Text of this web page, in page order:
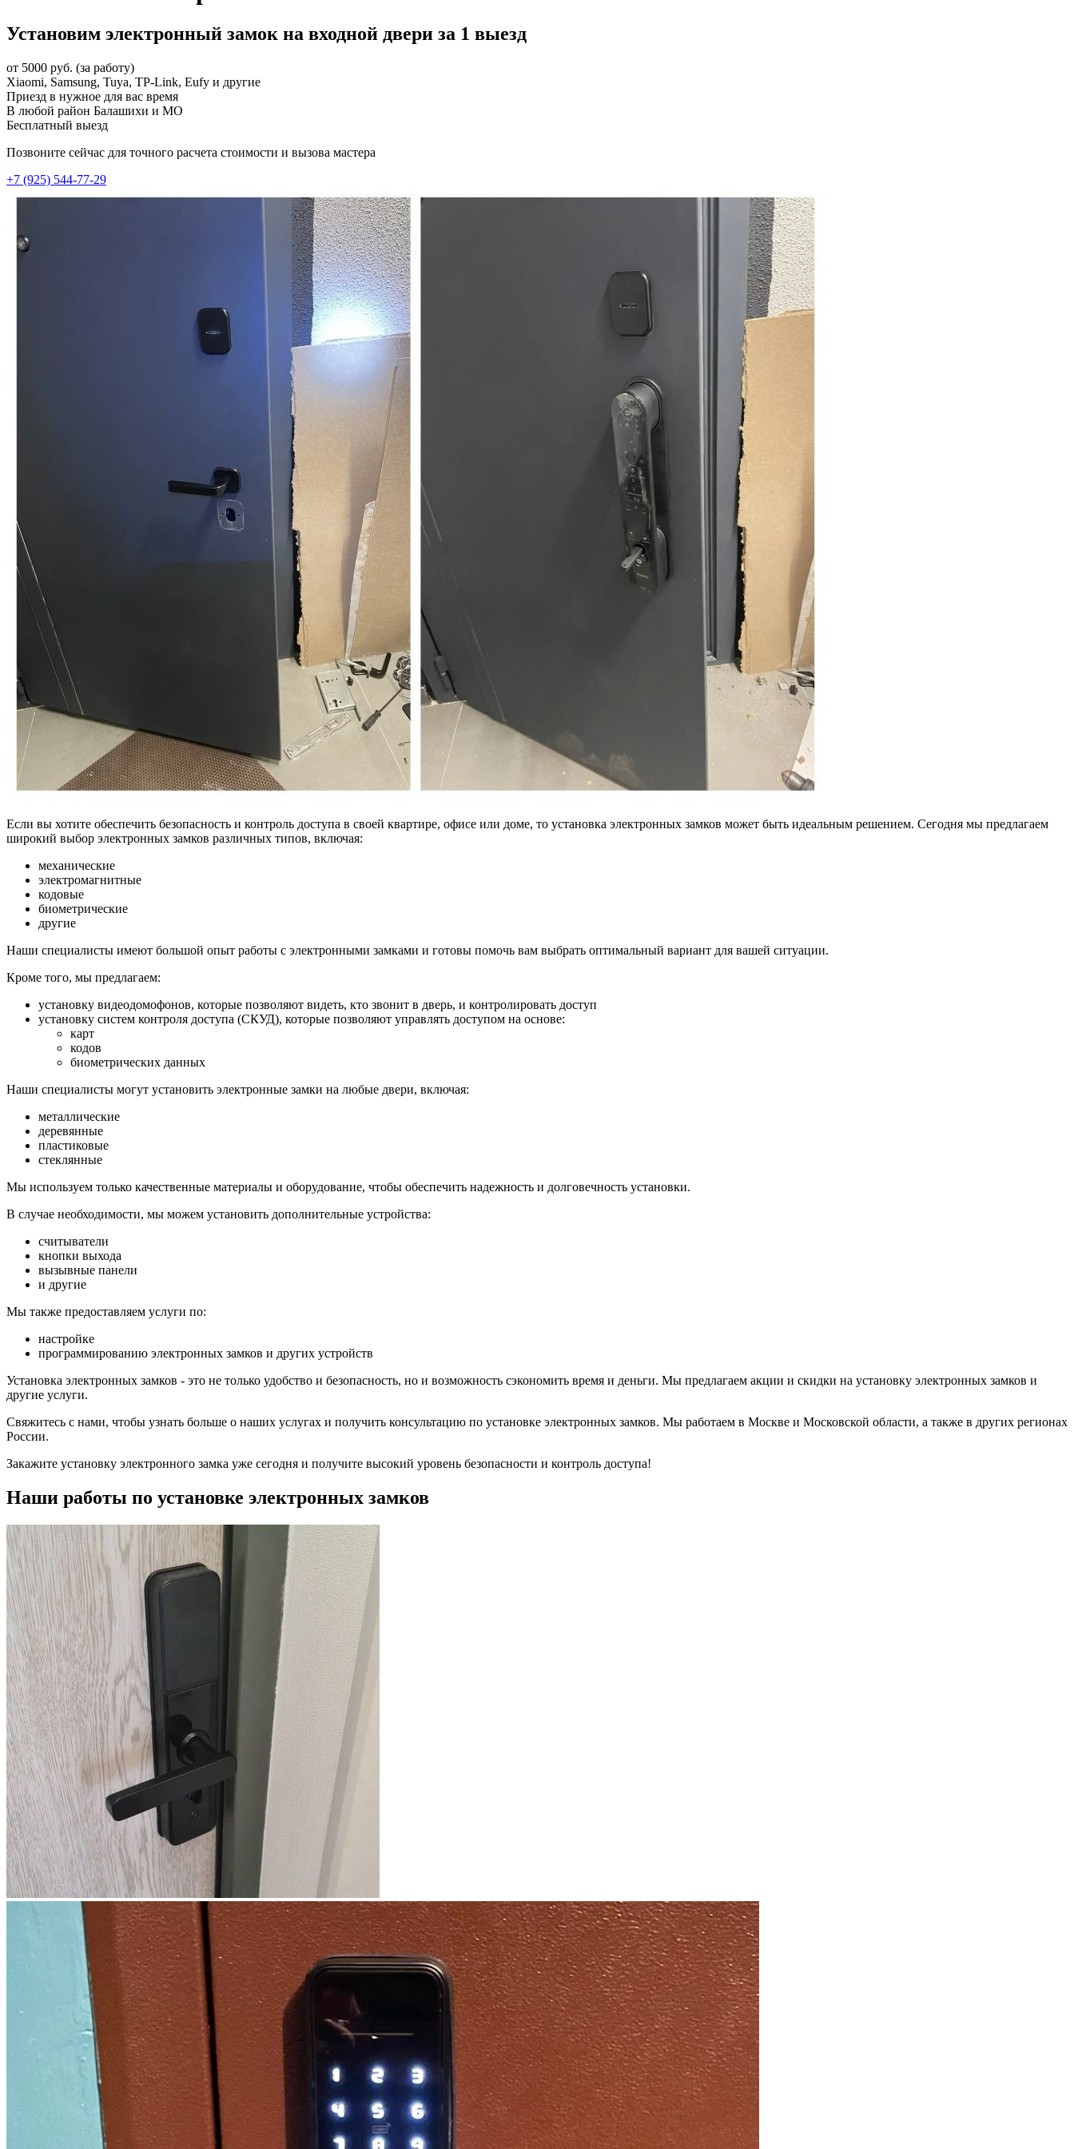
Установим электронный замок на входной двери за 1 выезд
от 5000 руб. (за работу)
Xiaomi, Samsung, Tuya, TP-Link, Eufy и другие
Приезд в нужное для вас время
В любой район Балашихи и МО
Бесплатный выезд
Позвоните сейчас для точного расчета стоимости и вызова мастера
+7 (925) 544-77-29
Если вы хотите обеспечить безопасность и контроль доступа в своей квартире, офисе или доме, то установка электронных замков может быть идеальным решением. Сегодня мы предлагаем
широкий выбор электронных замков различных типов, включая:
механические
электромагнитные
кодовые
биометрические
другие
Наши специалисты имеют большой опыт работы с электронными замками и готовы помочь вам выбрать оптимальный вариант для вашей ситуации.
Кроме того, мы предлагаем:
установку видеодомофонов, которые позволяют видеть, кто звонит в дверь, и контролировать доступ
установку систем контроля доступа (СКУД), которые позволяют управлять доступом на основе:
карт
кодов
биометрических данных
Наши специалисты могут установить электронные замки на любые двери, включая:
металлические
деревянные
пластиковые
стеклянные
Мы используем только качественные материалы и оборудование, чтобы обеспечить надежность и долговечность установки.
В случае необходимости, мы можем установить дополнительные устройства:
считыватели
кнопки выхода
вызывные панели
и другие
Мы также предоставляем услуги по:
настройке
программированию электронных замков и других устройств
Установка электронных замков - это не только удобство и безопасность, но и возможность сэкономить время и деньги. Мы предлагаем акции и скидки на установку электронных замков и
другие услуги.
Свяжитесь с нами, чтобы узнать больше о наших услугах и получить консультацию по установке электронных замков. Мы работаем в Москве и Московской области, а также в других регионах
России.
Закажите установку электронного замка уже сегодня и получите высокий уровень безопасности и контроль доступа!
Наши работы по установке электронных замков